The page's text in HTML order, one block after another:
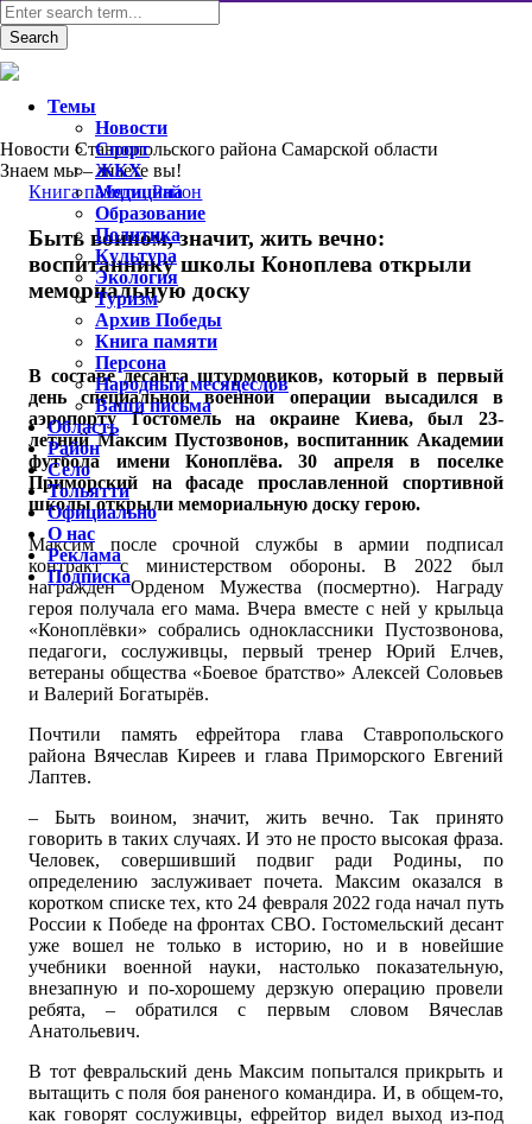
Новости Ставропольского района Самарской области
Знаем мы – знаете вы!
Книга памяти,Район
Быть воином, значит, жить вечно:
воспитаннику школы Коноплева открыли
мемориальную доску
В составе десанта штурмовиков, который в первый
день специальной военной операции высадился в
аэропорту Гостомель на окраине Киева, был 23-
летний Максим Пустозвонов, воспитанник Академии
футбола имени Коноплёва. 30 апреля в поселке
Приморский на фасаде прославленной спортивной
школы открыли мемориальную доску герою.
Максим после срочной службы в армии подписал
контракт с министерством обороны. В 2022 был
награжден Орденом Мужества (посмертно). Награду
героя получала его мама. Вчера вместе с ней у крыльца
«Коноплёвки» собрались одноклассники Пустозвонова,
педагоги, сослуживцы, первый тренер Юрий Елчев,
ветераны общества «Боевое братство» Алексей Соловьев
и Валерий Богатырёв.
Почтили память ефрейтора глава Ставропольского
района Вячеслав Киреев и глава Приморского Евгений
Лаптев.
– Быть воином, значит, жить вечно. Так принято
говорить в таких случаях. И это не просто высокая фраза.
Человек, совершивший подвиг ради Родины, по
определению заслуживает почета. Максим оказался в
коротком списке тех, кто 24 февраля 2022 года начал путь
России к Победе на фронтах СВО. Гостомельский десант
уже вошел не только в историю, но и в новейшие
учебники военной науки, настолько показательную,
внезапную и по-хорошему дерзкую операцию провели
ребята, – обратился с первым словом Вячеслав
Анатольевич.
В тот февральский день Максим попытался прикрыть и
вытащить с поля боя раненого командира. И, в общем-то,
как говорят сослуживцы, ефрейтор видел выход из-под
Темы
Новости
Спорт
ЖКХ
Медицина
Образование
Политика
Культура
Экология
Туризм
Архив Победы
Книга памяти
Персона
Народный месяцеслов
Ваши письма
Область
Район
Село
Тольятти
Официально
О нас
Реклама
Подписка